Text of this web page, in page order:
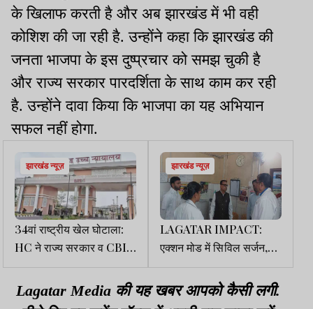
के खिलाफ करती है और अब झारखंड में भी वही
कोशिश की जा रही है. उन्होंने कहा कि झारखंड की
जनता भाजपा के इस दुष्प्रचार को समझ चुकी है
और राज्य सरकार पारदर्शिता के साथ काम कर रही
है. उन्होंने दावा किया कि भाजपा का यह अभियान
सफल नहीं होगा.
झारखंड न्यूज़
34वां राष्ट्रीय खेल घोटाला:
HC ने राज्य सरकार व CBI
को किया नोटिस, मांगा जवाब
झारखंड न्यूज़
LAGATAR IMPACT:
एक्शन मोड में सिविल सर्जन,
आयुष्मान केंद्रों के बंद होने पर
भड़के, दिए निर्देश
Lagatar Media की यह खबर आपको कैसी लगी.